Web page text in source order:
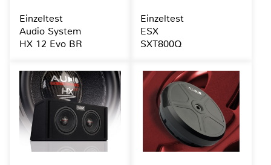
Einzeltest
Audio System
HX 12 Evo BR
Einzeltest
ESX
SXT800Q